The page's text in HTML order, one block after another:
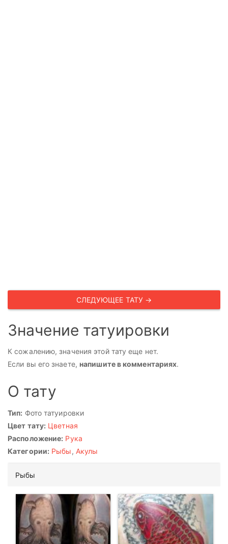
СЛЕДУЮЩЕЕ ТАТУ →
Значение татуировки
К сожалению, значения этой тату еще нет.
Если вы его знаете, напишите в комментариях.
О тату
Тип: Фото татуировки
Цвет тату: Цветная
Расположение: Рука
Категории: Рыбы, Акулы
Рыбы